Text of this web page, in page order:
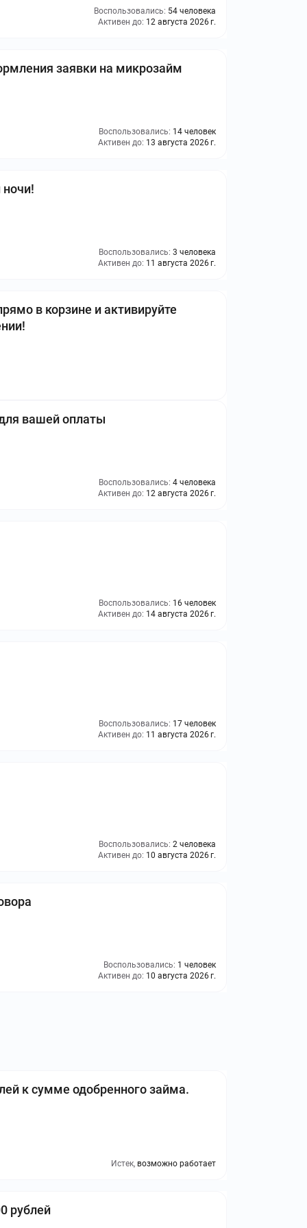
Воспользовались: 54 человека
Активен до: 12 августа 2026 г.
заявки на микрозайм
Воспользовались: 14 человек
Активен до: 13 августа 2026 г.
Воспользовались: 3 человека
Активен до: 11 августа 2026 г.
в корзине и активируйте
вашей оплаты
Воспользовались: 4 человека
Активен до: 12 августа 2026 г.
Воспользовались: 16 человек
Активен до: 14 августа 2026 г.
Воспользовались: 17 человек
Активен до: 11 августа 2026 г.
Воспользовались: 2 человека
Активен до: 10 августа 2026 г.
Воспользовались: 1 человек
Активен до: 10 августа 2026 г.
к сумме одобренного займа.
Истек, возможно работает
рублей